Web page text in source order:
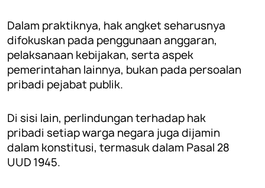
Dalam praktiknya, hak angket seharusnya
difokuskan pada penggunaan anggaran,
pelaksanaan kebijakan, serta aspek
pemerintahan lainnya, bukan pada persoalan
pribadi pejabat publik.
Di sisi lain, perlindungan terhadap hak
pribadi setiap warga negara juga dijamin
dalam konstitusi, termasuk dalam Pasal 28
UUD 1945.